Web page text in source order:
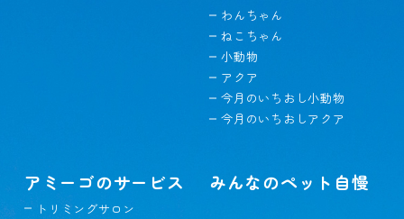
わんちゃん
ねこちゃん
小動物
アクア
今月のいちおし小動物
今月のいちおしアクア
アミーゴのサービス
トリミングサロン
みんなのペット自慢